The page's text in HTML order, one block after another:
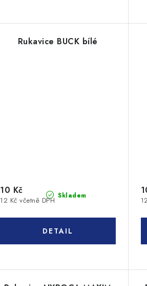
Rukavice BUCK bílé
Skladem
12 Kč včetně DPH
10 Kč